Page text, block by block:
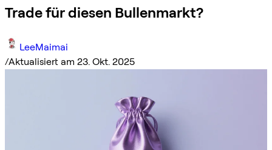
Trade für diesen Bullenmarkt?
LeeMaimai
/Aktualisiert am 23. Okt. 2025